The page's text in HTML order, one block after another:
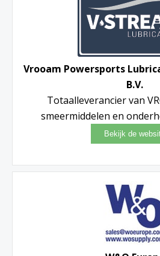
Vrooam Powersports
B.V.
Totaalleverancier van
smeermiddelen en